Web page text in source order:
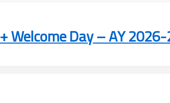
Welcome Day – AY